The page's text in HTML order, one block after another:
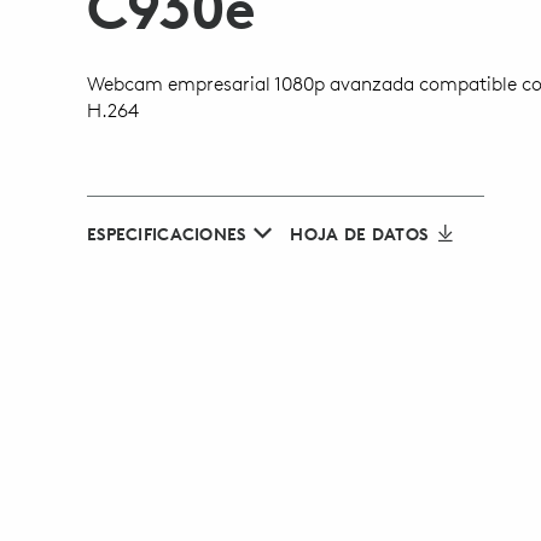
Webcam empresarial 1080p avanzada compatible
H.264
ESPECIFICACIONES HOJA DE DATOS